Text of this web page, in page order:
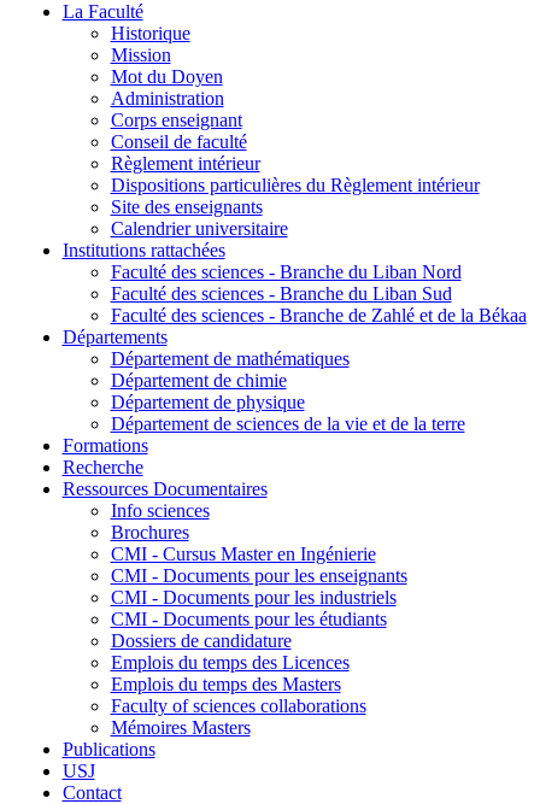
La Faculté
Historique
Mission
Mot du Doyen
Administration
Corps enseignant
Conseil de faculté
Règlement intérieur
Dispositions particulières du Règlement intérieur
Site des enseignants
Calendrier universitaire
Institutions rattachées
Faculté des sciences - Branche du Liban Nord
Faculté des sciences - Branche du Liban Sud
Faculté des sciences - Branche de Zahlé et de la Békaa
Départements
Département de mathématiques
Département de chimie
Département de physique
Département de sciences de la vie et de la terre
Formations
Recherche
Ressources Documentaires
Info sciences
Brochures
CMI - Cursus Master en Ingénierie
CMI - Documents pour les enseignants
CMI - Documents pour les industriels
CMI - Documents pour les étudiants
Dossiers de candidature
Emplois du temps des Licences
Emplois du temps des Masters
Faculty of sciences collaborations
Mémoires Masters
Publications
USJ
Contact